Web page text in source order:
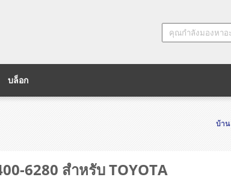
บล็อก
บ้าน
6280 สําหรับ TOYOTA